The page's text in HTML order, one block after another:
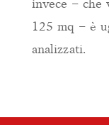
invece – che
125 mq – è
analizzati.